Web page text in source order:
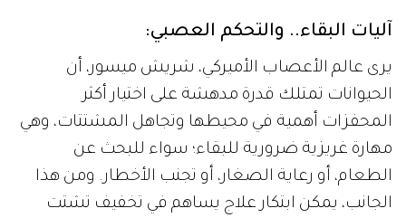
آليات البقاء.. والتحكم العصبي:
يرى عالم الأعصاب الأميركي، شريش ميسور، أن
الحيوانات تمتلك قدرة مدهشة على اختيار أكثر
المحفزات أهمية في محيطها وتجاهل المشتتات، وهي
مهارة غريزية ضرورية للبقاء؛ سواء للبحث عن
الطعام، أو رعاية الصغار، أو تجنب الأخطار. ومن هذا
الجانب، يمكن ابتكار علاج يساهم في تخفيف تشتت